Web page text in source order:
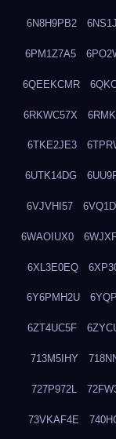
6N8H9PB2
6PM1Z7A5
6QEEKCMR
6RKWC57X
6TKE2JE3
6UTK14DG
6VJVHI57
6WAOIUX0
6XL3E0EQ
6Y6PMH2U
6ZT4UC5F
713M5IHY
727P972L
73VKAF4E